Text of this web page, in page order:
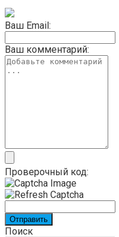
Ваш Email:
Ваш комментарий:
Проверочный код:
Отправить
Поиск